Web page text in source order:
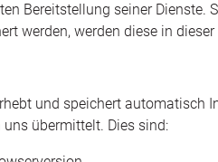
Bereitstellung seiner Dienste.
werden, werden diese in
und speichert automatisch
übermittelt. Dies sind: